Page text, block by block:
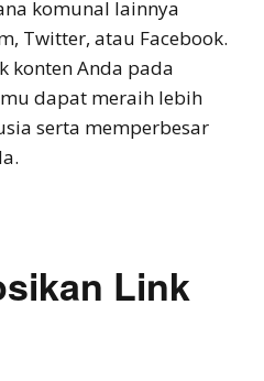
komunal lainnya
Twitter, atau Facebook.
konten Anda pada
dapat meraih lebih
serta memperbesar
Link